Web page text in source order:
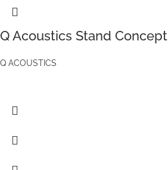
Q Acoustics Stand Concept
Q ACOUSTICS